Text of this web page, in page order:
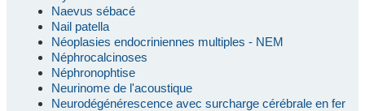
Naevus sébacé
Nail patella
Néoplasies endocriniennes multiples - NEM
Néphrocalcinoses
Néphronophtise
Neurinome de l'acoustique
Neurodégénérescence avec surcharge cérébrale en fer